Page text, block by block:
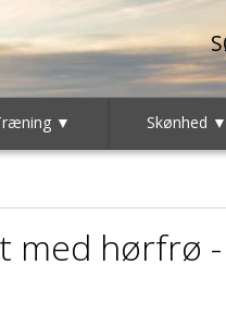
▼ Skønhed ▼
med hørfrø